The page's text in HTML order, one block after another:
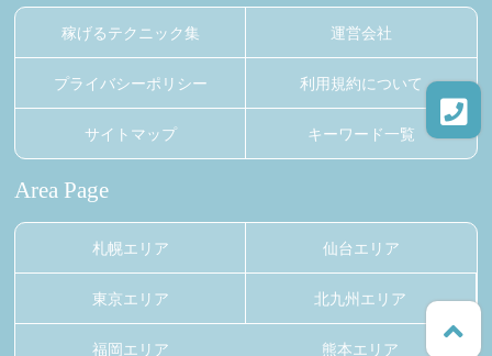
稼げるテクニック集 運営会社
プライバシーポリシー 利用規約について
サイトマップ キーワード一覧
Area Page
札幌エリア 仙台エリア
東京エリア 北九州エリア
福岡エリア 熊本エリア